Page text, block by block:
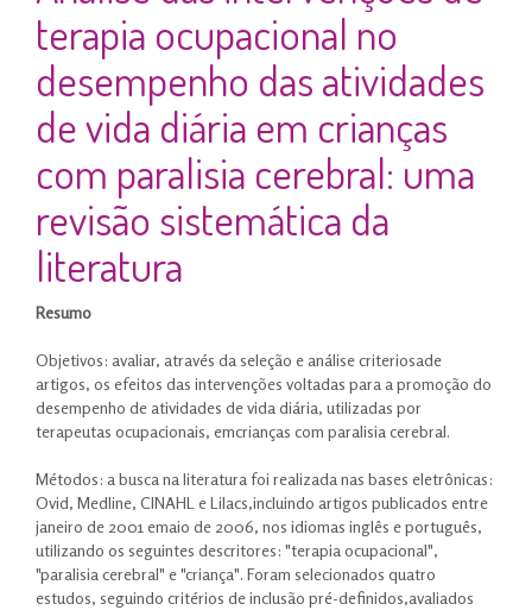
terapia ocupacional no
desempenho das atividades
de vida diária em crianças
com paralisia cerebral: uma
revisão sistemática da
literatura
Resumo
Objetivos: avaliar, através da seleção e análise criteriosade
artigos, os efeitos das intervenções voltadas para a promoção do
desempenho de atividades de vida diária, utilizadas por
terapeutas ocupacionais, emcrianças com paralisia cerebral.
Métodos: a busca na literatura foi realizada nas bases eletrônicas:
Ovid, Medline, CINAHL e Lilacs,incluindo artigos publicados entre
janeiro de 2001 emaio de 2006, nos idiomas inglês e português,
utilizando os seguintes descritores: "terapia ocupacional",
"paralisia cerebral" e "criança". Foram selecionados quatro
estudos, seguindo critérios de inclusão pré-definidos,avaliados